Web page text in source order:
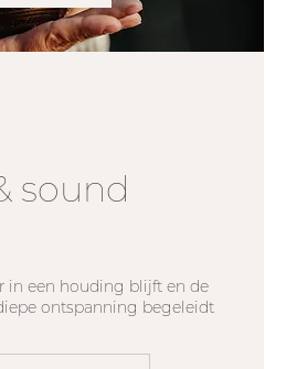
sound
in een houding blijft en de
ontspanning begeleidt